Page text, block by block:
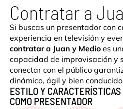
Contratar a
Si buscas un presentador con
experiencia en televisión y
contratar a Juan y Medio es
capacidad de improvisación y
conectar con el público
dinámico, ágil y bien
ESTILO Y
COMO PRESENTADOR